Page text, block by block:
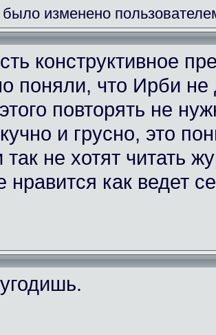
изменено
конструктивное
поняли, что Ирби не
повторять не
и грусно, это
не хотят читать
нравится как ведет